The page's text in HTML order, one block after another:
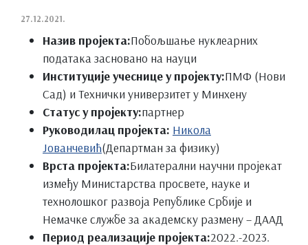
27.12.2021.
Назив пројекта:Побољшање нуклеарних
података засновано на науци
Институције учеснице у пројекту:ПМФ (Нови
Сад) и Технички универзитет у Минхену
Статус у пројекту:партнер
Руководилац пројекта: Никола
Јованчевић(Департман за физику)
Врста пројекта:Билатерални научни пројекат
између Министарства просвете, науке и
технолошког развоја Републике Србије и
Немачке службе за академску размену – ДААД
Период реализације пројекта:2022.-2023.